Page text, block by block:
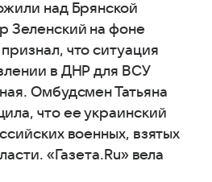
над Брянской
Зеленский на фоне
что ситуация
в ДНР для ВСУ
Омбудсмен Татьяна
что ее украинский
военных, взятых
«Газета.Ru» вела